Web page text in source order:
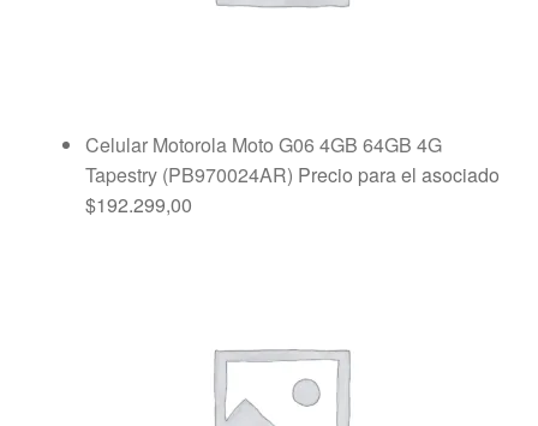
Celular Motorola Moto G06 4GB 64GB 4G
Tapestry (PB970024AR) Precio para el asociado
$192.299,00